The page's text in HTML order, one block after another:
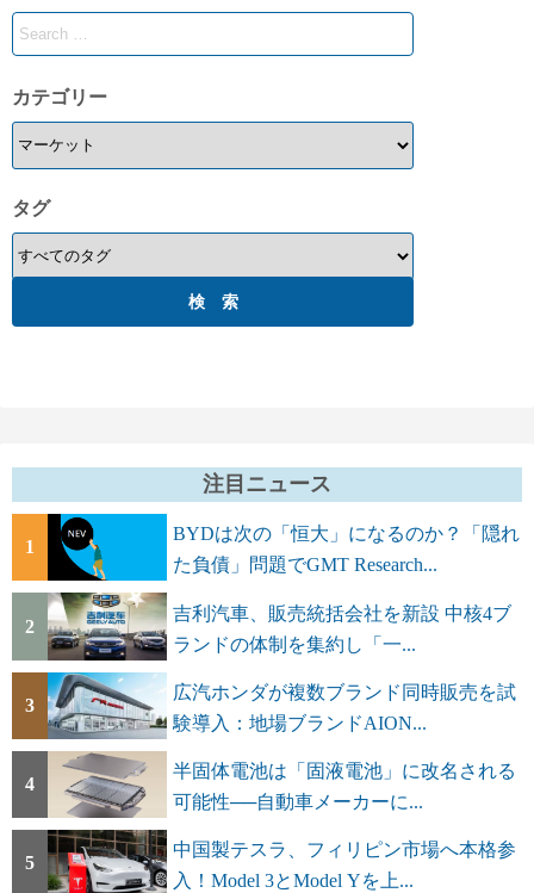
カテゴリー
タグ
注目ニュース
1
BYDは次の「恒大」になるのか？「隠れ
た負債」問題でGMT Research...
2
吉利汽車、販売統括会社を新設 中核4ブ
ランドの体制を集約し「一...
3
広汽ホンダが複数ブランド同時販売を試
験導入：地場ブランドAION...
4
半固体電池は「固液電池」に改名される
可能性──自動車メーカーに...
5
中国製テスラ、フィリピン市場へ本格参
入！Model 3とModel Yを上...